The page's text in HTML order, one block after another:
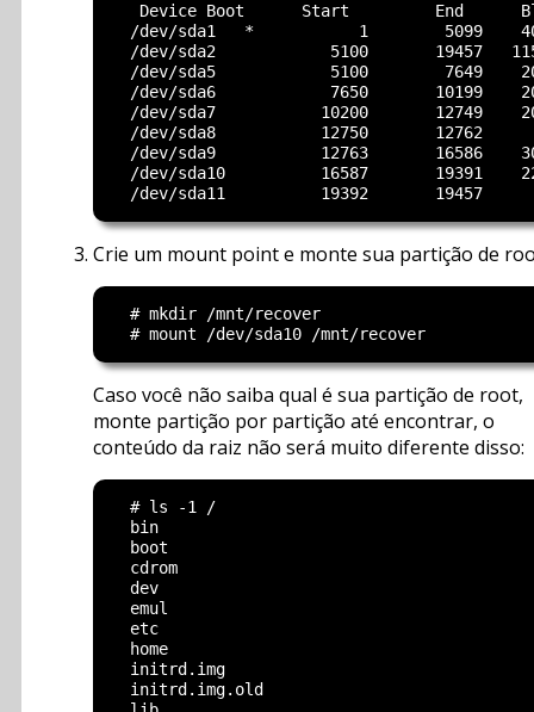
Device Boot      Start         End
/dev/sda1   *           1        5099
/dev/sda2            5100       19457
/dev/sda5            5100        7649
/dev/sda6            7650       10199
/dev/sda7           10200       12749
/dev/sda8           12750       12762
/dev/sda9           12763       16586
/dev/sda10          16587       19391
Crie um mount point e monte sua partição de
  # mkdir /mnt/recover
Caso você não saiba qual é sua partição de root,
monte partição por partição até encontrar, o
conteúdo da raiz não será muito diferente disso:
  # ls -1 /
  bin
  boot
  cdrom
  dev
  emul
  etc
  home
  initrd.img
  initrd.img.old